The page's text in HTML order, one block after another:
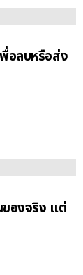
อลบหรือส่ง
องจริง แต่